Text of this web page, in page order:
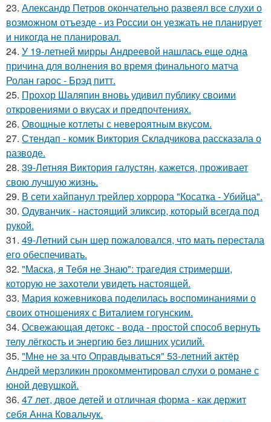
23. Александр Петров окончательно развеял все слухи о
возможном отъезде - из России он уезжать не планирует
и никогда не планировал.
24. У 19-летней мирры Андреевой нашлась еще одна
причина для волнения во время финального матча
Ролан гарос - Брэд питт.
25. Прохор Шаляпин вновь удивил публику своими
откровениями о вкусах и предпочтениях.
26. Овощные котлеты с невероятным вкусом.
27. Стендап - комик Виктория Складчикова рассказала о
разводе.
28. 39-Летняя Виктория галустян, кажется, проживает
свою лучшую жизнь.
29. В сети хайпанул трейлер хоррора "Косатка - Убийца".
30. Одуванчик - настоящий эликсир, который всегда под
рукой.
31. 49-Летний сын шер пожаловался, что мать перестала
его обеспечивать.
32. "Маска, я Тебя не Знаю": трагедия стримерши,
которую не захотели увидеть настоящей.
33. Мария кожевникова поделилась воспоминаниями о
своих отношениях с Виталием гогунским.
34. Освежающая детокс - вода - простой способ вернуть
телу лёгкость и энергию без лишних усилий.
35. "Мне не за что Оправдываться" 53-летний актёр
Андрей мерзликин прокомментировал слухи о романе с
юной девушкой.
36. 47 лет, двое детей и отличная форма - как держит
себя Анна Ковальчук.